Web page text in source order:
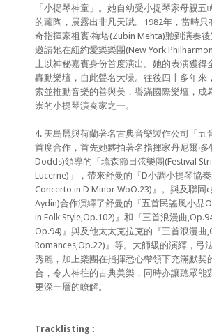
「小提琴神童」。她自幼受小提琴家母親五
的薰陶，展露出非凡天賦。1982年，當時只
奇指揮家祖賓‧梅塔(Zubin Mehta)聽到演奏
邀請她在紐約愛樂樂團(New York
上以神秘嘉賓身份首度演出。她的表演獲得
轟動樂壇，自此聲名大噪。往後四十多年來
索並推動音樂的善與美，譽滿國際樂壇，成
崇的小提琴演奏家之一。
4. 美島麗與荷蘭著名古典音樂製作公司「五
首度合作，首先她夥拍著名指揮家丹尼爾‧多
Dodds)領導的「琉森節日弦樂團(Festival
Lucerne)」，帶來舒曼的『D小調小提琴協
Concerto in D Minor WoO.23)』。與及聯同
Aydin)合作演繹了舒曼的『五首民謠風小品
in Folk Style,Op.102)』和『三首浪漫曲
Op.94)』與及他太太克拉克的『三首浪漫曲
Romances,Op.22)』等。大師級的演繹，弓
秀麗，加上樂團在指揮悉心帶領下充滿默契
合，令人神往的古典美樂，同時亦讓聽眾能
更深一層的瞭解。
Tracklisting :